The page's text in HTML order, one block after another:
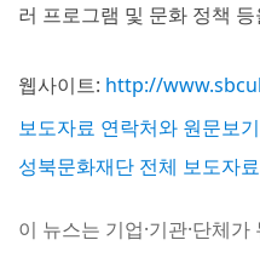
러 프로그램 및 문화 정책
웹사이트: http://
보도자료 연락처와 원문보
성북문화재단 전체 보도자
이 뉴스는 기업·기관·단체